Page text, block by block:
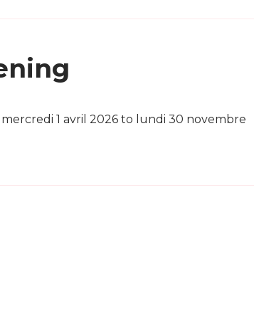
mercredi 1 avril 2026 to lundi 30 novembre